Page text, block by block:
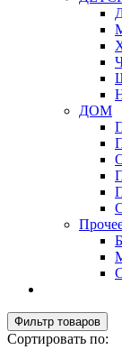
ДОМ
Фильтр товаров
Сортировать по: